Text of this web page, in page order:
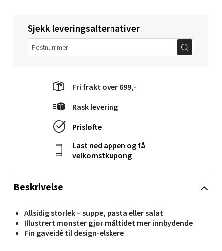
Beskrivelse
Allsidig storlek – suppe, pasta eller salat
Illustrert mønster gjør måltidet mer innbydende
Fin gaveidé til design‑elskere
Sjekk leveringsalternativer
Fri frakt over 699,-
Rask levering
Prisløfte
Last ned appen og få
velkomstkupong
Velg
Narvik - Thon Senter Malmporten
Bolagsgata 1, 8514 Narvik
0 i butikk
Bergen - Oasen Senter
Folke Bernadottes vei 52, 5147 Fyllingsdalen